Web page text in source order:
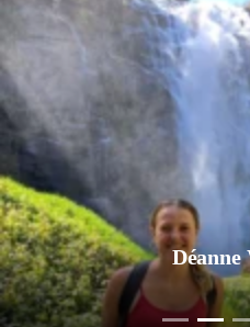
Déanne